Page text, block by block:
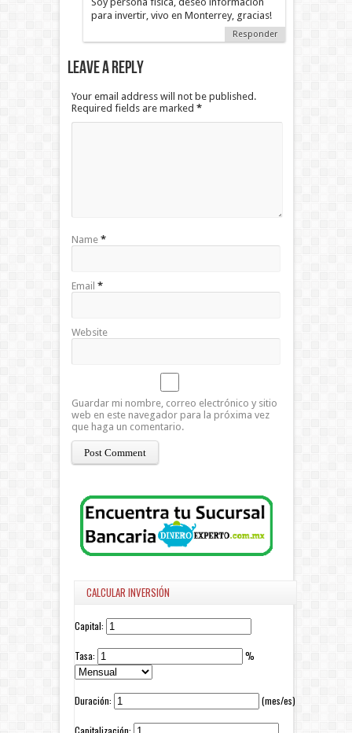
para invertir, vivo en Monterrey, gracias!
Responder
Leave a Reply
Your email address will not be published.
Required fields are marked *
Name *
Email *
Website
Guardar mi nombre, correo electrónico y sitio
web en este navegador para la próxima vez
que haga un comentario.